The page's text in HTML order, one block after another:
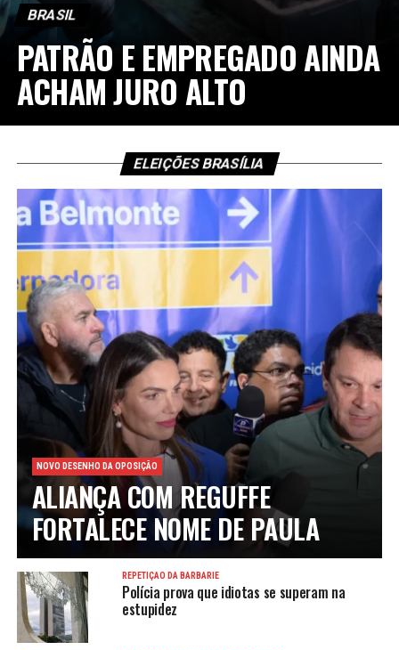
BRASIL
PATRÃO E EMPREGADO AINDA
ACHAM JURO ALTO
ELEIÇÕES BRASÍLIA
NOVO DESENHO DA OPOSIÇÃO
ALIANÇA COM REGUFFE
FORTALECE NOME DE PAULA
REPETIÇÃO DA BARBÁRIE
Polícia prova que idiotas se superam na
estupidez